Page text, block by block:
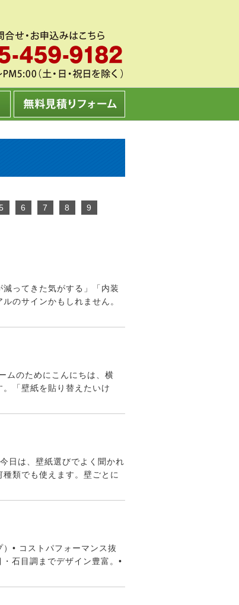
5 6 7 8
9
ってきた気がする」「内装
のサインかもしれません。
ムのためにこんにちは、横
「壁紙を貼り替えたいけ
日は、壁紙選びでよく聞かれ
類でも使えます。壁ごとに
• コストパフォーマンス抜
石目調までデザイン豊富。•